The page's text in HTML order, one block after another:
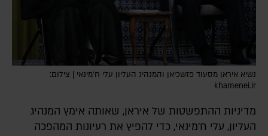
נשיא איראן מסעוד פזשכיאן והמנהיג העליון עלי ח'מינאי | צילום:
khamenei.ir
מדיניות ההתפשטות של איראן, שאותה אימץ המנהיג
העליון, עלי ח'מינאי, כדי להפיץ את רעיונות המהפכה